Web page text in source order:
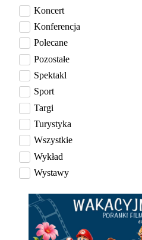
Koncert
Konferencja
Polecane
Pozostałe
Spektakl
Sport
Targi
Turystyka
Wszystkie
Wykład
Wystawy